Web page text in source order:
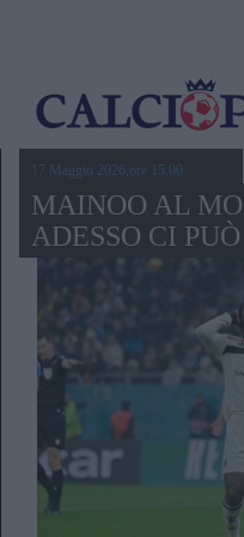
17 Maggio 2026,ore 15.00
MAINOO AL
ADESSO CI